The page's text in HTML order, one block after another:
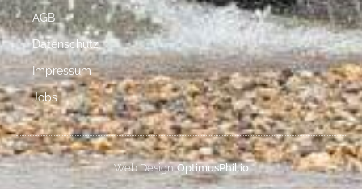
AGB
Datenschutz
Impressum
Jobs
Web Design:OptimusPhil.io